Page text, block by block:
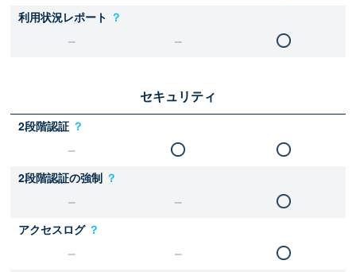
利用状況レポート ？
セキュリティ
2段階認証 ？
2段階認証の強制 ？
アクセスログ ？